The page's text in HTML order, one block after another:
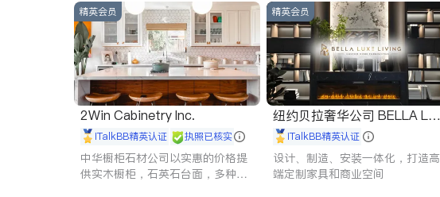
商标注册
索赔 律师-其它 保释
精英会员
2Win Cabinetry Inc.
iTalkBB精英认证 执照已核实
中华橱柜石材公司以实惠的价格提
供实木橱柜，石英石台面，多种优
精英会员
纽约贝拉奢华公司 BELLA LUX
E iTalkBB精英认证
设计、制造、安装一体化，打造高
端定制家具和商业空间